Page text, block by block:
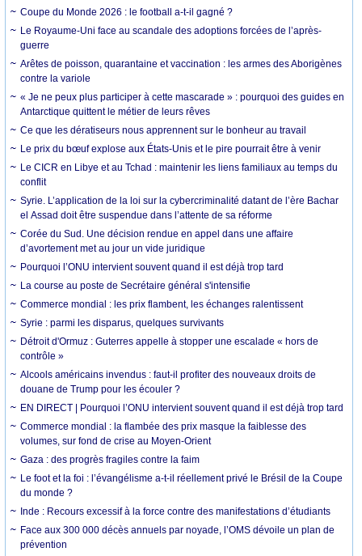
Coupe du Monde 2026 : le football a-t-il gagné ?
Le Royaume-Uni face au scandale des adoptions forcées de l’après-
guerre
Arêtes de poisson, quarantaine et vaccination : les armes des Aborigènes
contre la variole
« Je ne peux plus participer à cette mascarade » : pourquoi des guides en
Antarctique quittent le métier de leurs rêves
Ce que les dératiseurs nous apprennent sur le bonheur au travail
Le prix du bœuf explose aux États-Unis et le pire pourrait être à venir
Le CICR en Libye et au Tchad : maintenir les liens familiaux au temps du
conflit
Syrie. L’application de la loi sur la cybercriminalité datant de l’ère Bachar
el Assad doit être suspendue dans l’attente de sa réforme
Corée du Sud. Une décision rendue en appel dans une affaire
d’avortement met au jour un vide juridique
Pourquoi l’ONU intervient souvent quand il est déjà trop tard
La course au poste de Secrétaire général s'intensifie
Commerce mondial : les prix flambent, les échanges ralentissent
Syrie : parmi les disparus, quelques survivants
Détroit d'Ormuz : Guterres appelle à stopper une escalade « hors de
contrôle »
Alcools américains invendus : faut-il profiter des nouveaux droits de
douane de Trump pour les écouler ?
EN DIRECT | Pourquoi l’ONU intervient souvent quand il est déjà trop tard
Commerce mondial : la flambée des prix masque la faiblesse des
volumes, sur fond de crise au Moyen-Orient
Gaza : des progrès fragiles contre la faim
Le foot et la foi : l’évangélisme a-t-il réellement privé le Brésil de la Coupe
du monde ?
Inde : Recours excessif à la force contre des manifestations d’étudiants
Face aux 300 000 décès annuels par noyade, l’OMS dévoile un plan de
prévention